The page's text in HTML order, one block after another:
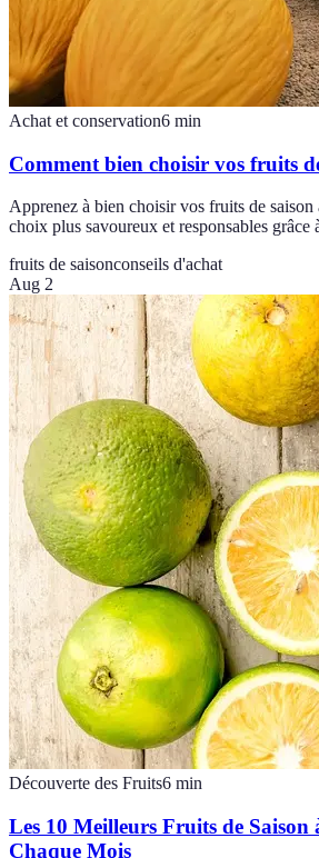
Achat et conservation6 min
Comment bien choisir vos fruits
Apprenez à bien choisir vos fruits de saison
choix plus savoureux et responsables grâce
fruits de saisonconseils d'achat
Aug 2
Découverte des Fruits6 min
Les 10 Meilleurs Fruits de Saison
Chaque Mois